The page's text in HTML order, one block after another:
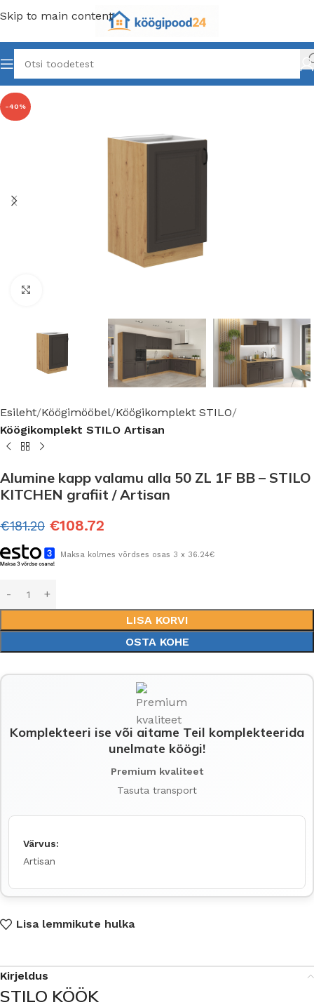
Skip to main content
-40%
Esileht Köögimööbel Köögikomplekt STILO
Köögikomplekt STILO Artisan
Alumine kapp valamu alla 50 ZL 1F BB – STILO
KITCHEN grafiit / Artisan
€181.20 €108.72
Maksa kolmes võrdses osas 3 x 36.24€
LISA KORVI
OSTA KOHE
Komplekteeri ise või aitame Teil komplekteerida
unelmate köögi!
Premium kvaliteet
Tasuta transport
Värvus:
Artisan
Lisa lemmikute hulka
Kirjeldus
STILO KÖÖK